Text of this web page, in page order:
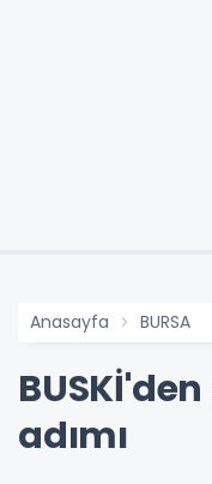
Anasayfa BURSA
adımı